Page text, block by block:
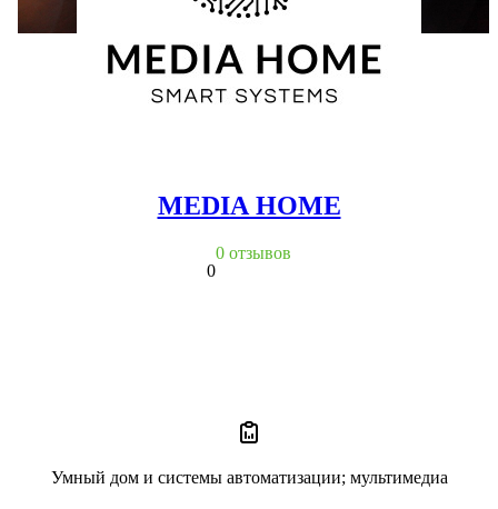
MEDIA HOME
0
0 отзывов
Умный дом и системы автоматизации; мультимедиа